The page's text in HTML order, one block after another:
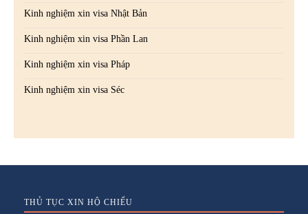
Kinh nghiệm xin visa Nhật Bản
Kinh nghiệm xin visa Phần Lan
Kinh nghiệm xin visa Pháp
Kinh nghiệm xin visa Séc
THỦ TỤC XIN HỘ CHIẾU